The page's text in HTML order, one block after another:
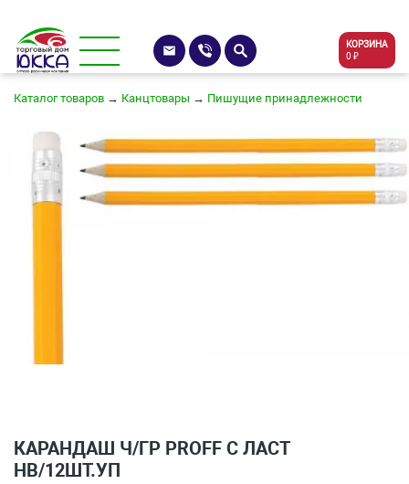
КОРЗИНА
0 ₽
Каталог товаров → Канцтовары → Пишущие принадлежности
КАРАНДАШ Ч/ГР PROFF С ЛАСТ
НВ/12ШТ.УП